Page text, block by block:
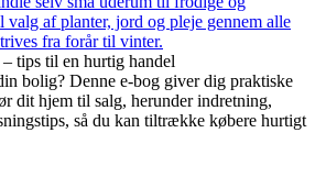
valg af planter, jord og pleje gennem alle
fra forår til vinter.
tips til en hurtig handel
bolig? Denne e-bog giver dig praktiske
dit hjem til salg, herunder indretning,
så du kan tiltrække købere hurtigt